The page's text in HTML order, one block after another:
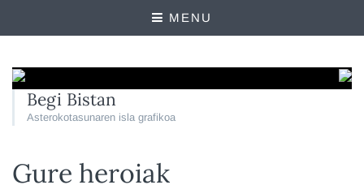
MENU
Begi Bistan
Asterokotasunaren isla grafikoa
Gure heroiak